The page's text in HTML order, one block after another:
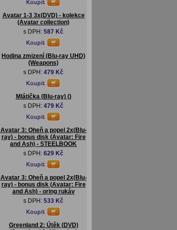
Avatar 1-3 3x(DVD) - kolekce
(Avatar collection)
s DPH: 587 Kč
Hodina zmizení (Blu-ray UHD)
(Weapons)
s DPH: 479 Kč
Mlátička (Blu-ray) ()
s DPH: 479 Kč
Avatar 3: Oheň a popel 2x(Blu-
ray) - bonus disk (Avatar: Fire
and Ash) - STEELBOOK
s DPH: 629 Kč
Avatar 3: Oheň a popel 2x(Blu-
ray) - bonus disk (Avatar: Fire
and Ash) - oring rukáv
s DPH: 533 Kč
Greenland 2: Útěk (DVD)